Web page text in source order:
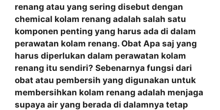
renang atau yang sering disebut dengan
chemical kolam renang adalah salah satu
komponen penting yang harus ada di dalam
perawatan kolam renang. Obat Apa saj yang
harus diperlukan dalam perawatan kolam
renang itu sendiri? Sebenarnya fungsi dari
obat atau pembersih yang digunakan untuk
membersihkan kolam renang adalah menjaga
supaya air yang berada di dalamnya tetap